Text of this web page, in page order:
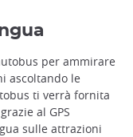
per ammirare
ascoltando le
ti verrà fornita
al GPS
sulle attrazioni